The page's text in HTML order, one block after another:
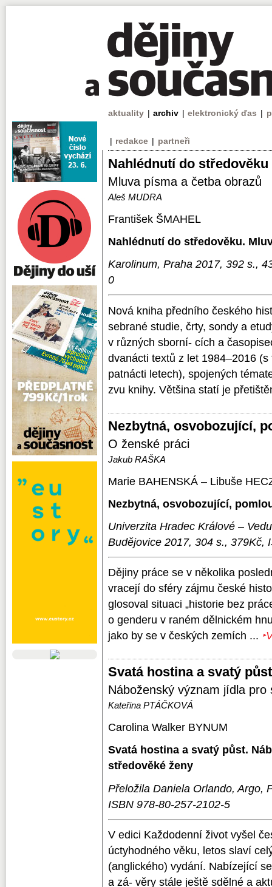
aktuality | archiv | elektronický ďas |
| redakce | partneři
Nahlédnutí do středověku
Mluva písma a četba obrazů
Aleš MUDRA
František ŠMAHEL
Nahlédnutí do středověku.
Karolinum, Praha 2017, 392 s.,
0
Nová kniha předního českého
sebrané studie, črty, sondy a
v různých sborní- cích a
dvanácti textů z let 1984–2016
patnácti letech), spojených
zvu knihy. Většina statí je
Nezbytná, osvobozující,
O ženské práci
Jakub RAŠKA
Marie BAHENSKÁ – Libuše
Nezbytná, osvobozující,
Univerzita Hradec Králové –
Budějovice 2017, 304 s., 379Kč,
Dějiny práce se v několika
vracejí do sféry zájmu české
glosoval situaci „historie bez
o genderu v raném dělnickém
jako by se v českých zemích ...
Svatá hostina a svatý půst
Náboženský význam jídla pro
Kateřina PTÁČKOVÁ
Carolina Walker BYNUM
Svatá hostina a svatý půst.
středověké ženy
Přeložila Daniela Orlando, Argo,
ISBN 978-80-257-2102-5
V edici Každodenní život vyšel
úctyhodného věku, letos slaví
(anglického) vydání. Nabízející
a zá- věry stále ještě sdělné a